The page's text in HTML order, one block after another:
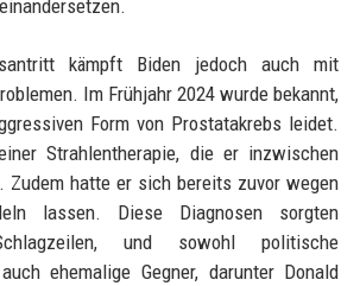
kämpft Biden jedoch auch mit
Im Frühjahr 2024 wurde bekannt,
Form von Prostatakrebs leidet.
Strahlentherapie, die er inzwischen
Zudem hatte er sich bereits zuvor wegen
lassen. Diese Diagnosen sorgten
und sowohl politische
ehemalige Gegner, darunter Donald